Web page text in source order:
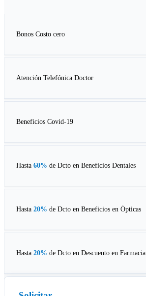
Bonos Costo cero
Atención Telefónica Doctor
Beneficios Covid-19
Hasta 60% de Dcto en Beneficios Dentales
Hasta 20% de Dcto en Beneficios en Ópticas
Hasta 20% de Dcto en Descuento en Farmacia